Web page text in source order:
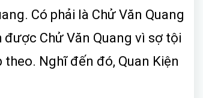
Có phải là Chử Văn Quang
Chử Văn Quang vì sợ tội
Nghĩ đến đó, Quan Kiện